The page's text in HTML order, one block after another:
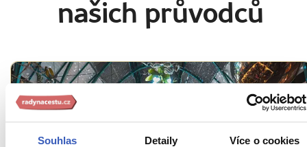
Souhlas Detaily Více o cookies
našich průvodců